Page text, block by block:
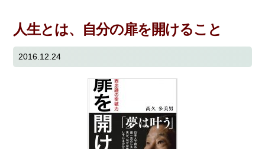
人生とは、自分の扉を開けること
2016.12.24